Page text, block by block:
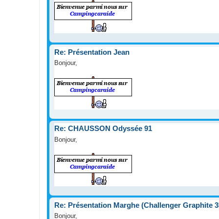
Re: Présentation Jean
Bonjour,
Re: CHAUSSON Odyssée 91
Bonjour,
Re: Présentation Marghe (Challenger Graphite
Bonjour,